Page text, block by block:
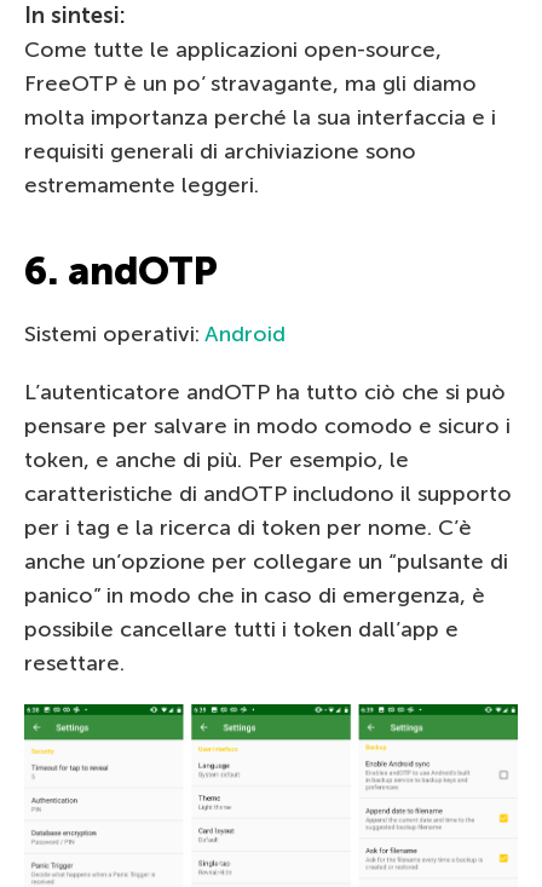
In sintesi:
Come tutte le applicazioni open-source,
FreeOTP è un po’ stravagante, ma gli diamo
molta importanza perché la sua interfaccia e i
requisiti generali di archiviazione sono
estremamente leggeri.
6. andOTP
Sistemi operativi: Android
L’autenticatore andOTP ha tutto ciò che si può
pensare per salvare in modo comodo e sicuro i
token, e anche di più. Per esempio, le
caratteristiche di andOTP includono il supporto
per i tag e la ricerca di token per nome. C’è
anche un’opzione per collegare un “pulsante di
panico” in modo che in caso di emergenza, è
possibile cancellare tutti i token dall’app e
resettare.